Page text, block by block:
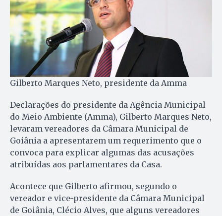
Gilberto Marques Neto, presidente da Amma
Declarações do presidente da Agência Municipal
do Meio Ambiente (Amma), Gilberto Marques Neto,
levaram vereadores da Câmara Municipal de
Goiânia a apresentarem um requerimento que o
convoca para explicar algumas das acusações
atribuídas aos parlamentares da Casa.
Acontece que Gilberto afirmou, segundo o
vereador e vice-presidente da Câmara Municipal
de Goiânia, Clécio Alves, que alguns vereadores